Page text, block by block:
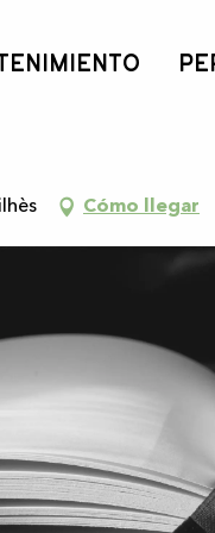
Cómo llegar